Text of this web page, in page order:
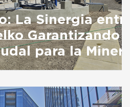
La Sinergia entre
Garantizando
para la Minería